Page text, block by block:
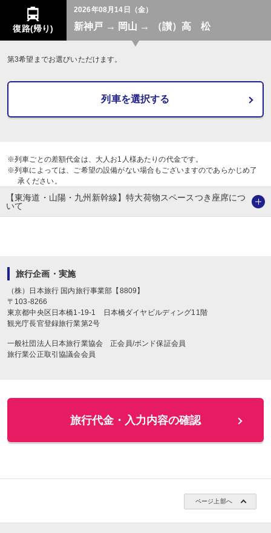
復路(帰り)
2026年08月14日（金）
新神戸 → 岡山 → （讃）高 松
第3希望までお選びいただけます。
列車を選択する
※列車ごとの差額代金は、大人お1人様あたりの代金です。
※列車によっては、ご希望の設備がない場合もございますのであらかじめ了
承ください。
【東海道・山陽・九州新幹線】特大荷物スペースつき座席につ
いて
旅行企画・実施
（株）日本旅行 国内旅行事業部【8809】
〒 103-8266
東京都中央区日本橋1-19-1
日本橋ダイヤビルディング11階
観光庁長官登録旅行業第2号
一般社団法人日本旅行業協会 正会員/ボンド保証会員
旅行業公正取引協議会会員
ページ上部へ